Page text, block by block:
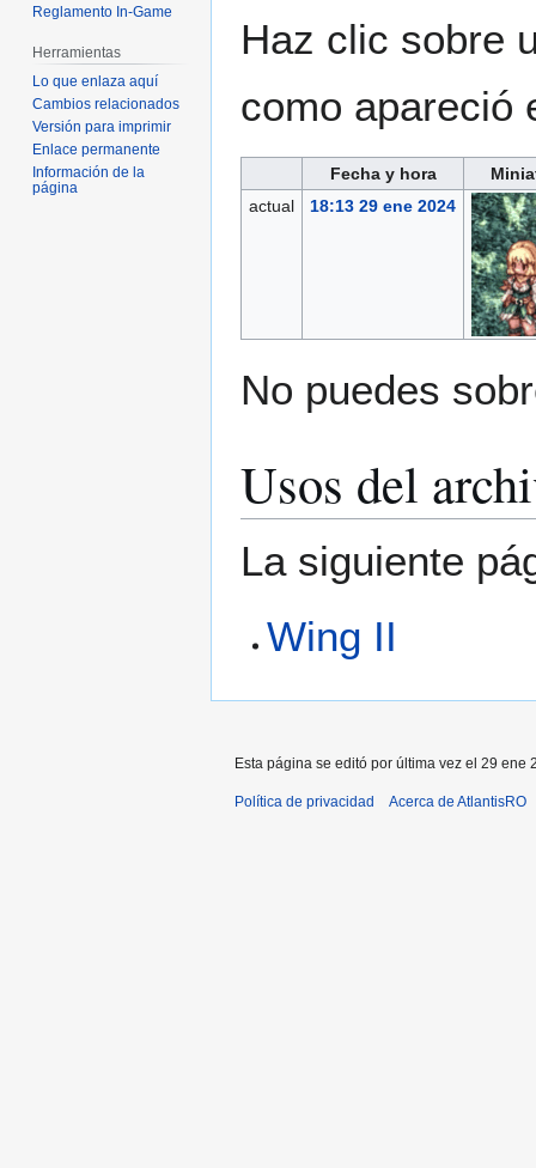
Haz clic sobre
como apareció
Fecha y hora
actual
18:13 29 ene 2024
No puedes
Usos del
La siguiente
Wing II
Reglamento In-Game
Herramientas
Lo que enlaza aquí
Cambios relacionados
Versión para imprimir
Enlace permanente
Información de la
página
Esta página se editó por última vez el 29 ene
Política de privacidad Acerca de AtlantisRO